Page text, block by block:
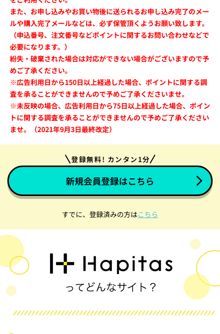
また、お申し込みやお買い物後に送られるお申し込み完了のメー
ルや購入完了メールなどは、必ず保管頂くようお願い致します。
（申込番号、注文番号などポイントに関するお問い合わせなどで
必要になります。）
紛失・破棄された場合は対応ができない場合がございますので予
めご了承ください。
※広告利用日から150日以上経過した場合、ポイントに関する調
査を承ることができませんので予めご了承くださいませ。
※未反映の場合、広告利用日から75日以上経過した場合、ポイン
トに関する調査を承ることができませんので予めご了承ください
ませ。（2021年9月3日最終改定）
登録無料! カンタン1分
新規会員登録はこちら
すでに、登録済みの方はこちら